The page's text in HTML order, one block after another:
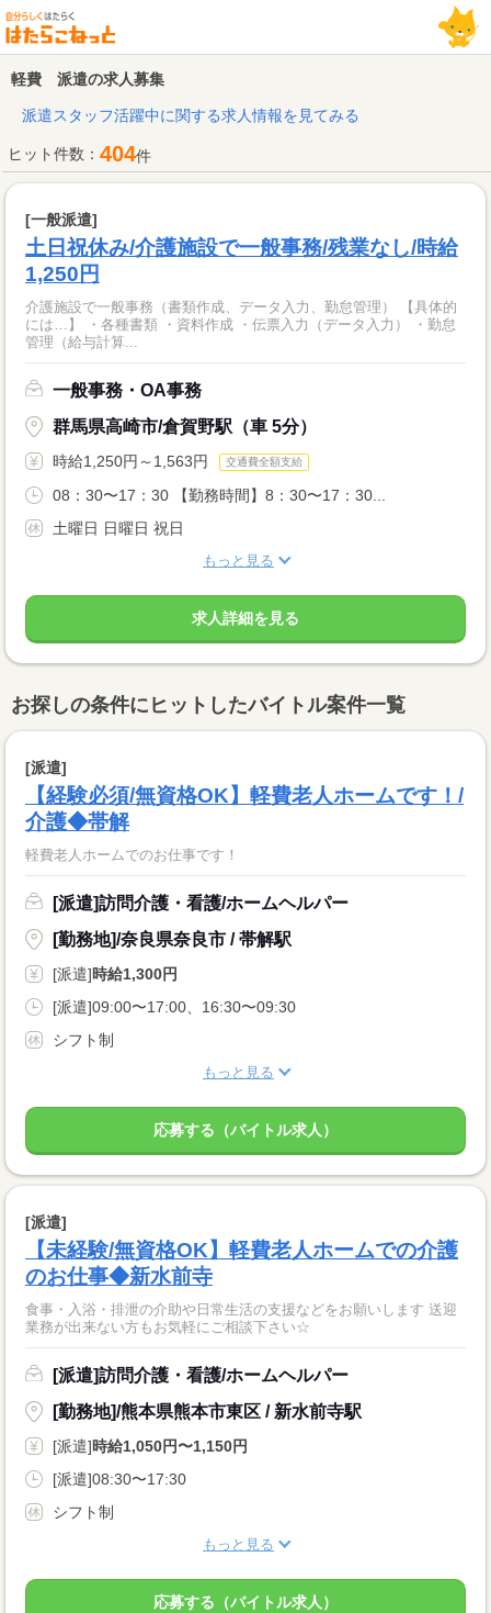
軽費 派遣の求人募集
派遣スタッフ活躍中に関する求人情報を見てみる
ヒット件数： 404件
[一般派遣]
土日祝休み/介護施設で一般事務/残業なし/時給
1,250円
介護施設で一般事務（書類作成、データ入力、勤怠管理） 【具体的
には…】 ・各種書類 ・資料作成 ・伝票入力（データ入力） ・勤怠
管理（給与計算...
一般事務・OA事務
群馬県高崎市/倉賀野駅（車 5分）
時給1,250円～1,563円 交通費全額支給
08：30〜17：30 【勤務時間】8：30〜17：30...
土曜日 日曜日 祝日
もっと見る
求人詳細を見る
お探しの条件にヒットしたバイトル案件一覧
[派遣]
【経験必須/無資格OK】軽費老人ホームです！/
介護◆帯解
軽費老人ホームでのお仕事です！
[派遣]訪問介護・看護/ホームヘルパー
[勤務地]/奈良県奈良市 / 帯解駅
[派遣]時給1,300円
[派遣]09:00〜17:00、16:30〜09:30
シフト制
もっと見る
応募する（バイトル求人）
[派遣]
【未経験/無資格OK】軽費老人ホームでの介護
のお仕事◆新水前寺
食事・入浴・排泄の介助や日常生活の支援などをお願いします 送迎
業務が出来ない方もお気軽にご相談下さい☆
[派遣]訪問介護・看護/ホームヘルパー
[勤務地]/熊本県熊本市東区 / 新水前寺駅
[派遣]時給1,050円〜1,150円
[派遣]08:30〜17:30
シフト制
もっと見る
応募する（バイトル求人）